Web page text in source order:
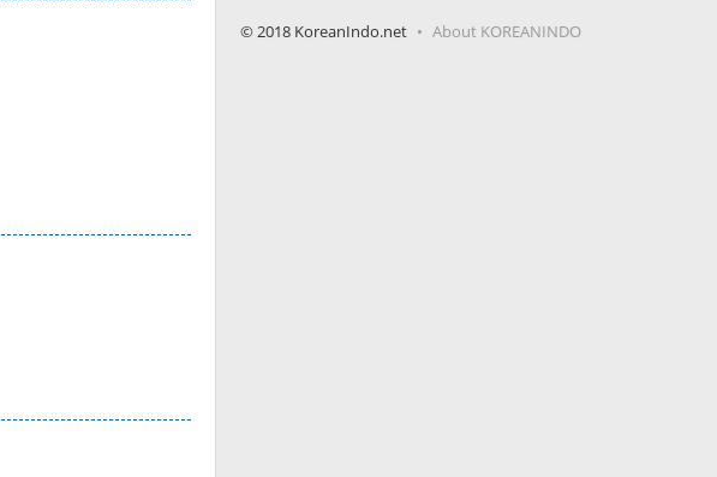
© 2018 KoreanIndo.net About KOREANINDO